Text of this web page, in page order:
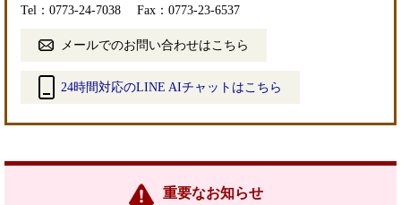
Tel：0773-24-7038
Fax：0773-23-6537
メールでのお問い合わせはこちら
24時間対応のLINE AIチャットはこちら
リ
重要なお知らせ